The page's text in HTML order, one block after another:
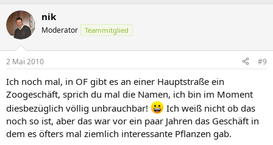
nik
Moderator Teammitglied
2 Mai 2010 #9
Ich noch mal, in OF gibt es an einer Hauptstraße ein
Zoogeschäft, sprich du mal die Namen, ich bin im Moment
diesbezüglich völlig unbrauchbar!
Ich weiß nicht ob das
noch so ist, aber das war vor ein paar Jahren das Geschäft in
dem es öfters mal ziemlich interessante Pflanzen gab.